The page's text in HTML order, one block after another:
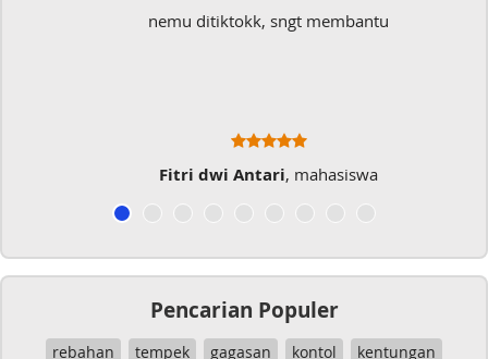
nemu ditiktokk, sngt membantu
Fitri dwi Antari, mahasiswa
Pencarian Populer
rebahan tempek gagasan kontol kentungan